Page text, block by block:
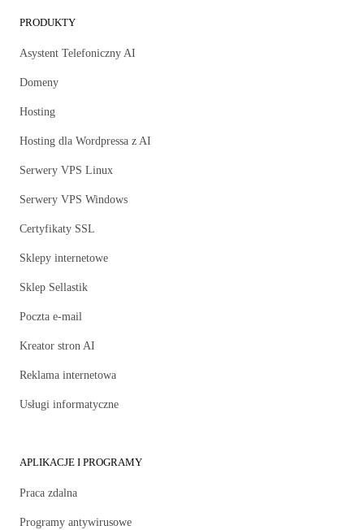
PRODUKTY
Asystent Telefoniczny AI
Domeny
Hosting
Hosting dla Wordpressa z AI
Serwery VPS Linux
Serwery VPS Windows
Certyfikaty SSL
Sklepy internetowe
Sklep Sellastik
Poczta e-mail
Kreator stron AI
Reklama internetowa
Usługi informatyczne
APLIKACJE I PROGRAMY
Praca zdalna
Programy antywirusowe